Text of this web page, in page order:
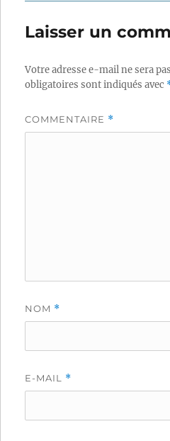
Laisser un
Votre adresse e-mail ne sera
obligatoires sont indiqués avec
COMMENTAIRE *
NOM *
E-MAIL *